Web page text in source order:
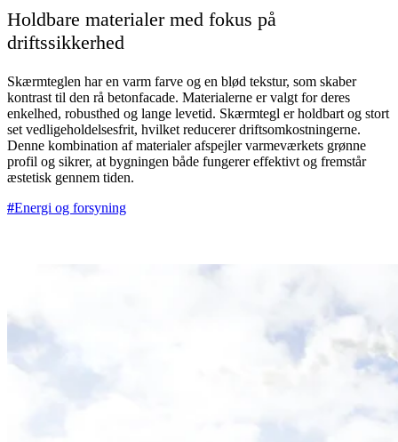
Holdbare materialer med fokus på
driftssikkerhed
Skærmteglen har en varm farve og en blød tekstur, som skaber
kontrast til den rå betonfacade. Materialerne er valgt for deres
enkelhed, robusthed og lange levetid. Skærmtegl er holdbart og stort
set vedligeholdelsesfrit, hvilket reducerer driftsomkostningerne.
Denne kombination af materialer afspejler varmeværkets grønne
profil og sikrer, at bygningen både fungerer effektivt og fremstår
æstetisk gennem tiden.
Energi og forsyning